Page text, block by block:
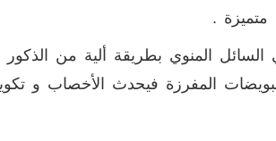
متميزة .
المنوي بطريقة ألية من الذكور
بالبويضات المفرزة فيحدث الأخصاب و